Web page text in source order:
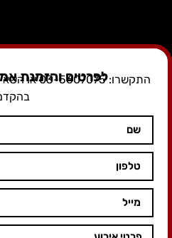
לפרטים והזמנתהתקשרו: 03-5607075 או